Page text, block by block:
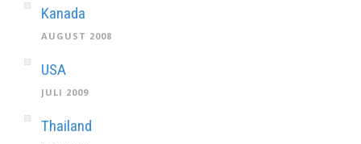
Kanada
AUGUST 2008
USA
JULI 2009
Thailand